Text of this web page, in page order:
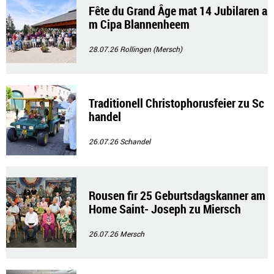
Fête du Grand Âge mat 14 Jubilaren a
m Cipa Blannenheem
28.07.26Rollingen (Mersch)
Traditionell Christophorusfeier zu Sc
handel
26.07.26Schandel
Rousen fir 25 Geburtsdagskanner am
Home Saint- Joseph zu Miersch
26.07.26Mersch